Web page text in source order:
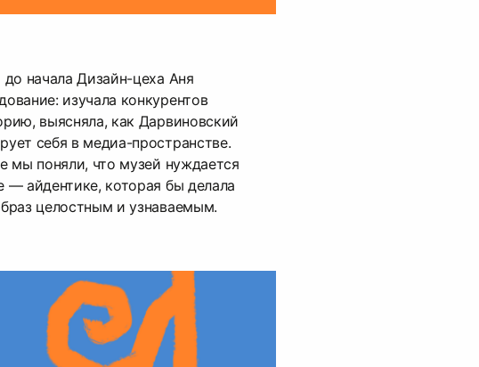
до начала Дизайн-цеха Аня
изучала конкурентов
выясняла, как Дарвиновский
себя в медиа-пространстве.
мы поняли, что музей нуждается
— айдентике, которая бы делала
целостным и узнаваемым.